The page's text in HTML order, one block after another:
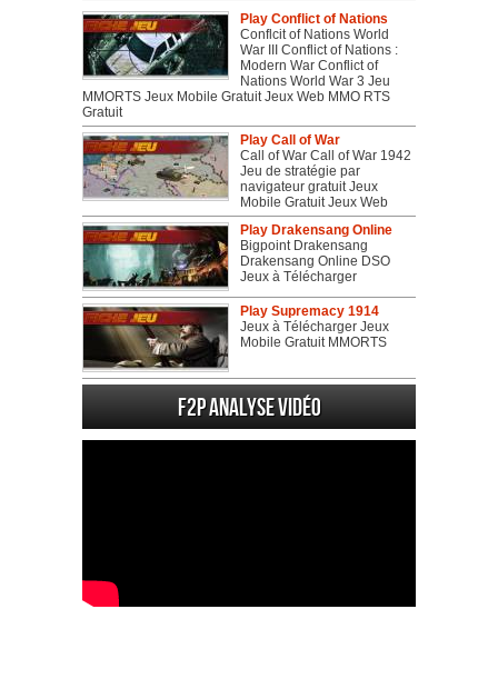
Play Conflict of Nations
Conflcit of Nations World
War III Conflict of Nations :
Modern War Conflict of
Nations World War 3 Jeu
MMORTS Jeux Mobile Gratuit Jeux Web MMO RTS
Gratuit
Play Call of War
Call of War Call of War 1942
Jeu de stratégie par
navigateur gratuit Jeux
Mobile Gratuit Jeux Web
Play Drakensang Online
Bigpoint Drakensang
Drakensang Online DSO
Jeux à Télécharger
Play Supremacy 1914
Jeux à Télécharger Jeux
Mobile Gratuit MMORTS
F2P Analyse vidéo